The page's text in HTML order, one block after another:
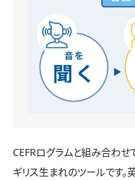
CEFRログラムと組み合わ
ギリス生まれのツールです。